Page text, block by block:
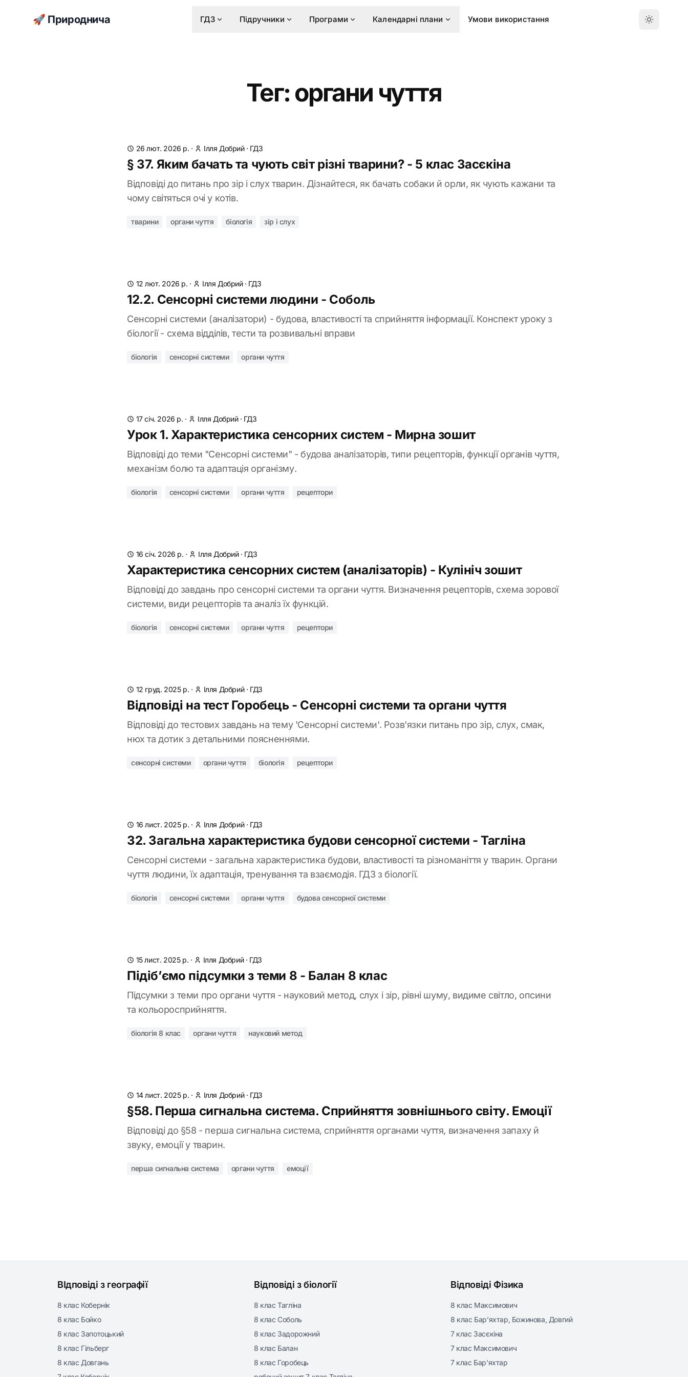
🚀 Природнича ГДЗ Підручники Програми Календарні плани Умови використання
Тег: органи чуття
26 лют. 2026 р. · Ілля Добрий· ГДЗ
§ 37. Яким бачать та чують світ різні тварини? - 5 клас Засєкіна
Відповіді до питань про зір і слух тварин. Дізнайтеся, як бачать собаки й орли, як чують кажани та
чому світяться очі у котів.
тварини органи чуття біологія зір і слух
12 лют. 2026 р. · Ілля Добрий· ГДЗ
12.2. Сенсорні системи людини - Соболь
Сенсорні системи (аналізатори) - будова, властивості та сприйняття інформації. Конспект уроку з
біології - схема відділів, тести та розвивальні вправи
біологія сенсорні системи органи чуття
17 січ. 2026 р. · Ілля Добрий· ГДЗ
Урок 1. Характеристика сенсорних систем - Мирна зошит
Відповіді до теми "Сенсорні системи" - будова аналізаторів, типи рецепторів, функції органів чуття,
механізм болю та адаптація організму.
біологія сенсорні системи органи чуття рецептори
16 січ. 2026 р. · Ілля Добрий· ГДЗ
Характеристика сенсорних систем (аналізаторів) - Кулініч зошит
Відповіді до завдань про сенсорні системи та органи чуття. Визначення рецепторів, схема зорової
системи, види рецепторів та аналіз їх функцій.
біологія сенсорні системи органи чуття рецептори
12 груд. 2025 р. · Ілля Добрий· ГДЗ
Відповіді на тест Горобець - Сенсорні системи та органи чуття
Відповіді до тестових завдань на тему 'Сенсорні системи'. Розв'язки питань про зір, слух, смак,
нюх та дотик з детальними поясненнями.
сенсорні системи органи чуття біологія рецептори
16 лист. 2025 р. · Ілля Добрий· ГДЗ
32. Загальна характеристика будови сенсорної системи - Тагліна
Сенсорні системи - загальна характеристика будови, властивості та різноманіття у тварин. Органи
чуття людини, їх адаптація, тренування та взаємодія. ГДЗ з біології.
біологія сенсорні системи органи чуття будова сенсорної системи
15 лист. 2025 р. · Ілля Добрий· ГДЗ
Підіб’ємо підсумки з теми 8 - Балан 8 клас
Підсумки з теми про органи чуття - науковий метод, слух і зір, рівні шуму, видиме світло, опсини
та кольоросприйняття.
біологія 8 клас органи чуття науковий метод
14 лист. 2025 р. · Ілля Добрий· ГДЗ
§58. Перша сигнальна система. Сприйняття зовнішнього світу. Емоції
Відповіді до §58 - перша сигнальна система, сприйняття органами чуття, визначення запаху й
звуку, емоції у тварин.
перша сигнальна система органи чуття емоції
ВІдповіді з географії
8 клас Кобернік
8 клас Бойко
8 клас Запотоцький
8 клас Гільберг
8 клас Довгань
Відповіді з біології
8 клас Тагліна
8 клас Соболь
8 клас Задорожний
8 клас Балан
8 клас Горобець
Відповіді Фізика
8 клас Максимович
8 клас Бар’яхтар, Божинова, Довгий
7 клас Засєкіна
7 клас Максимович
7 клас Бар'яхтар